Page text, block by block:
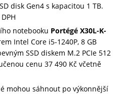
disk Gen4 s kapacitou 1 TB.
notebooku Portégé X30L-K-
Intel Core i5-1240P, 8 GB
SSD diskem M.2 PCIe 512
cenu 37 490 Kč včetně
mohou sáhnout po výkonnější